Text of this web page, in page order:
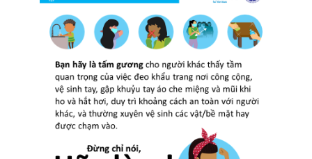
Giải Pháp Trọn Gói
LIÊN HỆ
TIN TỨC
QUY TẮC ỨNG XỬ
MUA HÀNG
TUYỂN DỤNG